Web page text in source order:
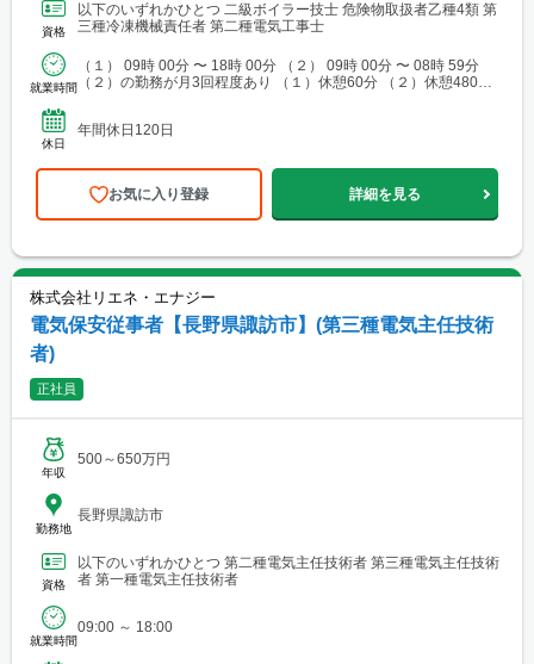
資格
以下のいずれかひとつ 二級ボイラー技士 危険物取扱者乙種4類 第
三種冷凍機械責任者 第二種電気工事士
就業時間
（１） 09時 00分 〜 18時 00分 （２） 09時 00分 〜 08時 59分
（２）の勤務が月3回程度あり （１）休憩60分 （２）休憩480分
休日
年間休日120日
お気に入り登録 詳細を見る
株式会社リエネ・エナジー
電気保安従事者【長野県諏訪市】(第三種電気主任技術
者)
正社員
年収
500～650万円
勤務地
長野県諏訪市
資格
以下のいずれかひとつ 第二種電気主任技術者 第三種電気主任技術
者 第一種電気主任技術者
就業時間
09:00 ～ 18:00